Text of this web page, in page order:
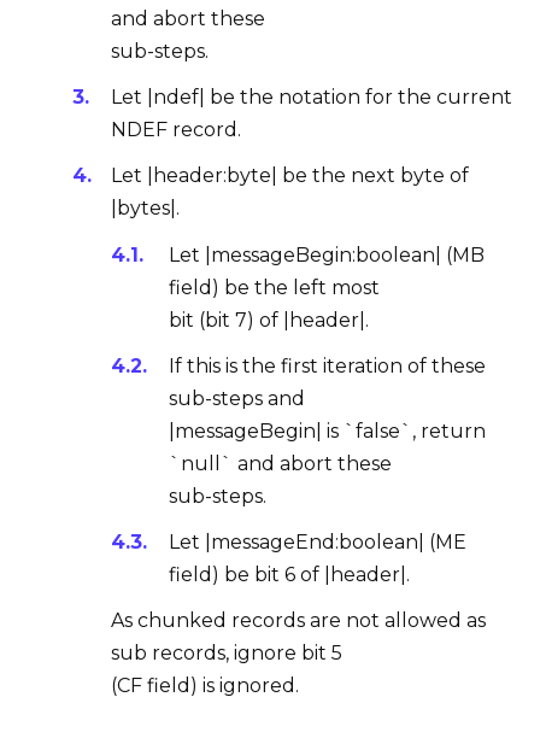
and abort these
sub-steps.
Let |ndef| be the notation for the current
NDEF record .
Let |header:byte| be the next byte of
|bytes|.
Let |messageBegin:boolean| (MB
field ) be the left most
bit (bit 7) of |header|.
If this is the first iteration of these
sub-steps and
|messageBegin| is `false`, return
`null` and abort these
sub-steps.
Let |messageEnd:boolean| (ME
field ) be bit 6 of |header|.
As chunked records are not allowed as
sub records, ignore bit 5
(CF field ) is ignored.